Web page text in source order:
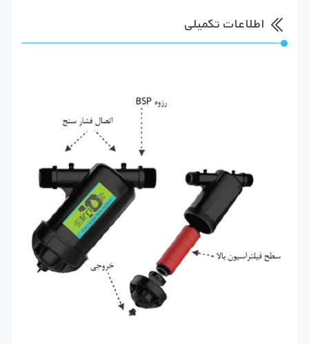
اطلاعات تکمیلی